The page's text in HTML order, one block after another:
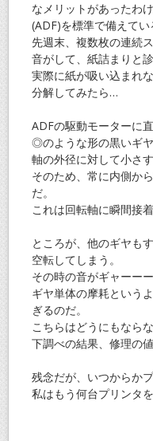
なメリットがあったわ
(ADF)を標準で備えてい
先週末、複数枚の連続
音がして、紙詰まりと診
実際に紙が吸い込まれ
分解してみたら…
ADFの駆動モーターに
◎のような形の黒いギ
軸の外径に対して小さ
そのため、常に内側か
だ。
これは回転軸に瞬間接
ところが、他のギヤも
空転してしまう。
その時の音がギャーー
ギヤ単体の摩耗という
ぎるのだ。
こちらはどうにもなら
下調べの結果、修理の
残念だが、いつからか
私はもう何台プリンタ